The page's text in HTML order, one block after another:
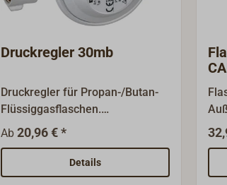
Druckregler 30mb
Druckregler für Propan-/Butan-
Flüssiggasflaschen.
Ausgangsdruck 30
mb.AnschlüsseEingang:
KleinflaschanschlussAusgang:
G1/4" LinksgewindeLieferbar in
Ab 20,96 € *
Details